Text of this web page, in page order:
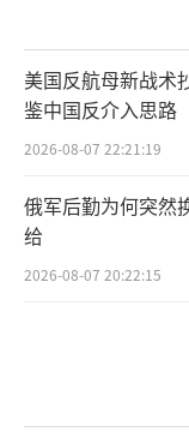
美国反航母新战术
鉴中国反介入思路
2026-08-07 22:21:19
俄军后勤为何突然
给
2026-08-07 20:22:15